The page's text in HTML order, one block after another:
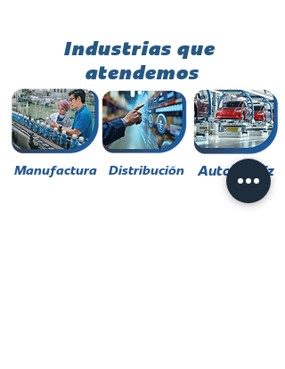
Industrias que
atendemos
Manufactura Distribución Automotriz